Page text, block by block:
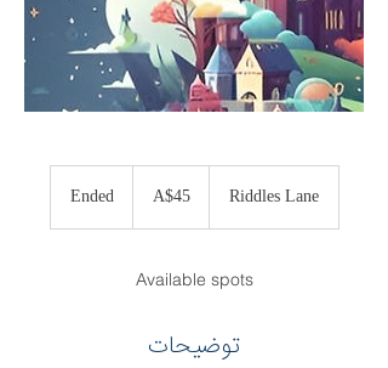
EndedE
n
Australian
dollarsA$45 Riddles Lane
Available spots
توضیحات